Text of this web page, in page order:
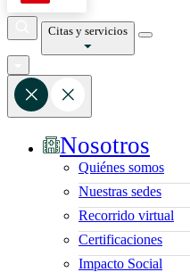
Citas y servicios
Nosotros
Quiénes somos
Nuestras sedes
Recorrido virtual
Certificaciones
Impacto Social